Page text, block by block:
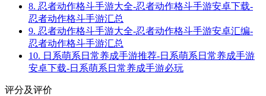
8. 忍者动作格斗手游大全-忍者动作格斗手游安卓下载-
忍者动作格斗手游汇总
9. 忍者动作格斗手游大全-忍者动作格斗手游安卓汇编-
忍者动作格斗手游汇总
10. 日系萌系日常养成手游推荐-日系萌系日常养成手游
安卓下载-日系萌系日常养成手游必玩
评分及评价